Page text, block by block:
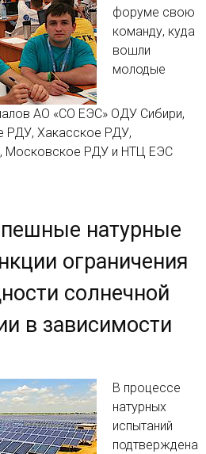
форуме свою
команду, куда
вошли
молодые
АО «СО ЕЭС» ОДУ Сибири,
РДУ, Хакасское РДУ,
Московское РДУ и НТЦ ЕЭС
натурные
ограничения
солнечной
в зависимости
В процессе
натурных
испытаний
подтверждена